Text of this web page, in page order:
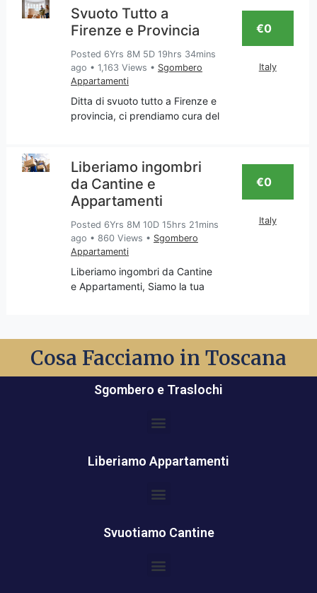
Appartamenti, Traslochi,
Imbiancatura; riparazione mobili
finestre, porte in legno
Svuoto Tutto a
Firenze e Provincia
Posted 6Yrs 8M 5D 19hrs 34mins
ago • 1,163 Views • Sgombero
Appartamenti
Ditta di svuoto tutto a Firenze e
provincia, ci prendiamo cura del
più, o meglio che reputi
superfluo e quindi va
sgomberato con trasport
€0
Italy
Liberiamo ingombri
da Cantine e
Appartamenti
Posted 6Yrs 8M 10D 15hrs 21mins
ago • 860 Views • Sgombero
Appartamenti
Liberiamo ingombri da Cantine
e Appartamenti, Siamo la tua
un Preventivo e sopralluogo.
€0
Italy
Cosa Facciamo in Toscana
Sgombero e Traslochi
Liberiamo Appartamenti
Svuotiamo Cantine